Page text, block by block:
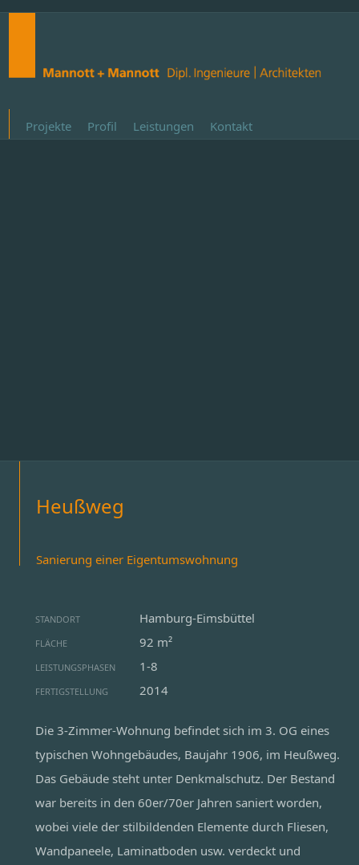
Projekte Profil Leistungen Kontakt
Heußweg
Sanierung einer Eigentumswohnung
STANDORT Hamburg-Eimsbüttel
FLÄCHE 92 m²
LEISTUNGSPHASEN 1-8
FERTIGSTELLUNG 2014
Die 3-Zimmer-Wohnung befindet sich im 3. OG eines
typischen Wohngebäudes, Baujahr 1906, im Heußweg.
Das Gebäude steht unter Denkmalschutz. Der Bestand
war bereits in den 60er/70er Jahren saniert worden,
wobei viele der stilbildenden Elemente durch Fliesen,
Wandpaneele, Laminatboden usw. verdeckt und